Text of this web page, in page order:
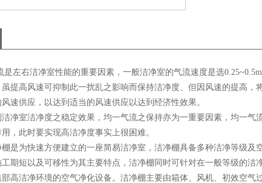
是左右洁净室性能的重要因素，一般洁净室的气流速度是选
提高风速可抑制此一扰乱之影响而保持洁净度、但因风速的提高
速供应，以达到适当的风速供应以达到经济性效果。
洁净室洁净度之稳定效果，均一气流之保持亦为一重要因素，均一
，此时要实现高洁净度事实上很困难。
是为快速方便建立的一座简易洁净室，洁净棚具备多种洁净等级
期短以及可移性为其主要特点，洁净棚同时可针对在一般等级的
高洁净环境的空气净化设备。洁净棚主要由箱体、风机、初效空